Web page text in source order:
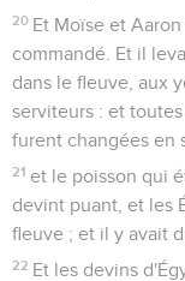
20 Et Moïse et
commandé. Et il
dans le fleuve, aux
serviteurs : et
furent changées en
21 et le poisson qui
devint puant, et les
fleuve ; et il y avait
22 Et les devins